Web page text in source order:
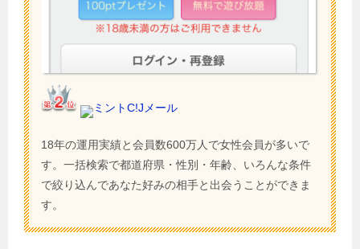
ミントC!Jメール
18年の運用実績と会員数600万人で女性会員が多いで
す。一括検索で都道府県・性別・年齢、いろんな条件
で絞り込んであなた好みの相手と出会うことができま
す。